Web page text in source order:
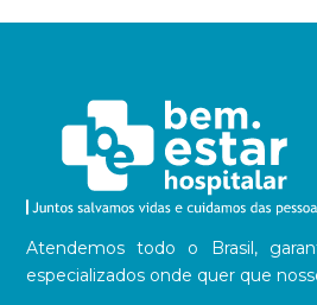
Atendemos todo o Brasil,
especializados onde quer que